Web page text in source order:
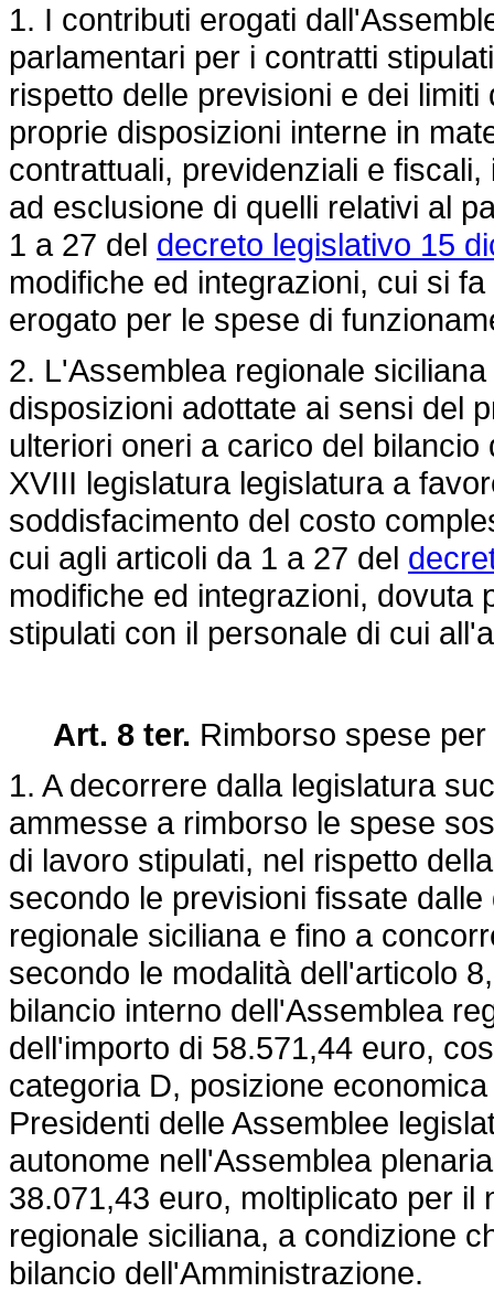
1. I contributi erogati
parlamentari per i contratti
rispetto delle previsioni e dei
proprie disposizioni interne in
contrattuali, previdenziali e
ad esclusione di quelli relativi al
1 a 27 del decreto legislativo 15
modifiche ed integrazioni, cui si
erogato per le spese di
2. L'Assemblea regionale
disposizioni adottate ai sensi del
ulteriori oneri a carico del
XVIII legislatura legislatura a
soddisfacimento del costo
cui agli articoli da 1 a 27 del
modifiche ed integrazioni, dovuta
stipulati con il personale di cui
Art. 8 ter. Rimborso spese
1. A decorrere dalla legislatura
ammesse a rimborso le spese
di lavoro stipulati, nel rispetto
secondo le previsioni fissate
regionale siciliana e fino a
secondo le modalità dell'articolo
bilancio interno dell'Assemblea
dell'importo di 58.571,44 euro,
categoria D, posizione
Presidenti delle Assemblee
autonome nell'Assemblea
38.071,43 euro, moltiplicato per
regionale siciliana, a condizione
bilancio dell'Amministrazione.